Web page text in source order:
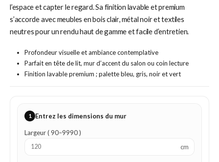
l’espace et capter le regard. Sa finition lavable et premium
s’accorde avec meubles en bois clair, métal noir et textiles
neutres pour un rendu haut de gamme et facile d’entretien.
Profondeur visuelle et ambiance contemplative
Parfait en tête de lit, mur d’accent du salon ou coin lecture
Finition lavable premium ; palette bleu, gris, noir et vert
1 Entrez les dimensions du mur
Largeur ( 90–9990 )
cm